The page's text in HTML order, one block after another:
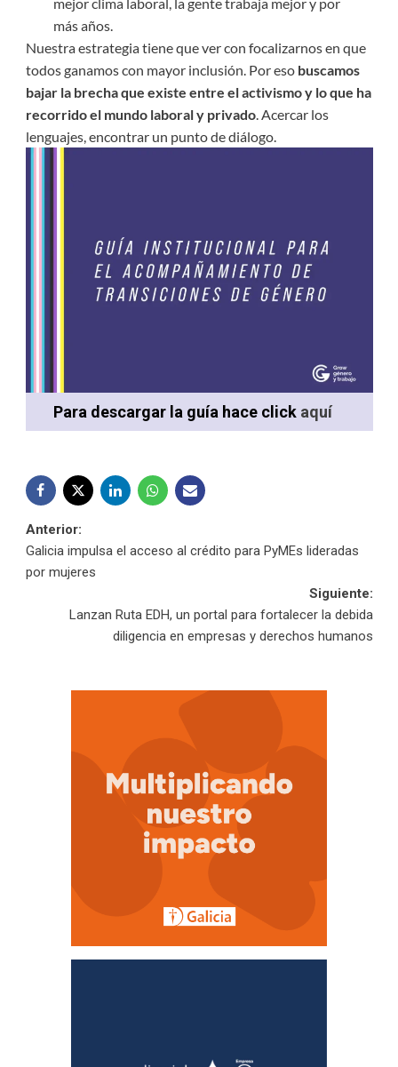
más años.
Nuestra estrategia tiene que ver con focalizarnos en que
todos ganamos con mayor inclusión. Por eso buscamos
bajar la brecha que existe entre el activismo y lo que ha
recorrido el mundo laboral y privado. Acercar los
lenguajes, encontrar un punto de diálogo.
Para descargar la guía hace click aquí
Navegación
de
entradas
Anterior:
Galicia impulsa el acceso al crédito para PyMEs lideradas
por mujeres
Siguiente:
Lanzan Ruta EDH, un portal para fortalecer la debida
diligencia en empresas y derechos humanos